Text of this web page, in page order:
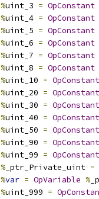
%uint_3 = OpConstant
%uint_4 = OpConstant
%uint_5 = OpConstant
%uint_6 = OpConstant
%uint_7 = OpConstant
%uint_8 = OpConstant
%uint_10 = OpConstant
%uint_20 = OpConstant
%uint_30 = OpConstant
%uint_40 = OpConstant
%uint_50 = OpConstant
%uint_90 = OpConstant
%uint_99 = OpConstant
% _ptr_Private_uint =
%var = OpVariable %
%uint_999 =